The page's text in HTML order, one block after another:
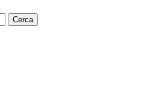
Cerca